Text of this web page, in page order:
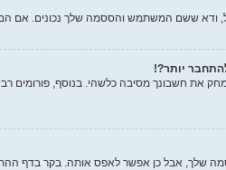
יותר?!
את חשבונך מסיבה כלשהי. בנוסף, פורומים
שלך, אבל כן אפשר לאפס אותה. בקר בדף